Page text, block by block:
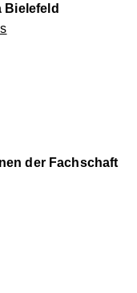
Bielefeld
der Fachschaft